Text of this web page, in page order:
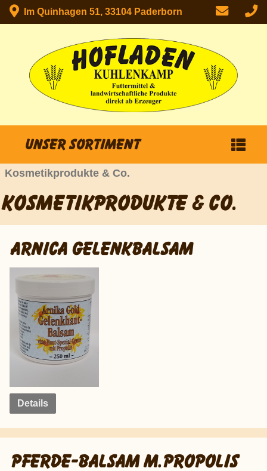
Im Quinhagen 51, 33104 Paderborn
Unser Sortiment
Kosmetikprodukte & Co.
KOSMETIKPRODUKTE & CO.
ARNICA GELENKBALSAM
Details
PFERDE-BALSAM M.PROPOLIS